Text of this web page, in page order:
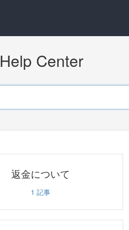
Help Center
返金について
1 記事